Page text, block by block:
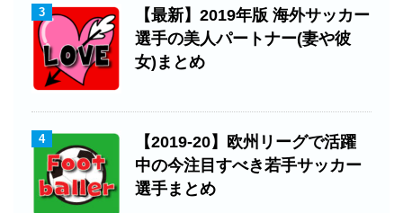
3
【最新】2019年版 海外サッカー
選手の美人パートナー(妻や彼
女)まとめ
4
【2019-20】欧州リーグで活躍
中の今注目すべき若手サッカー
選手まとめ